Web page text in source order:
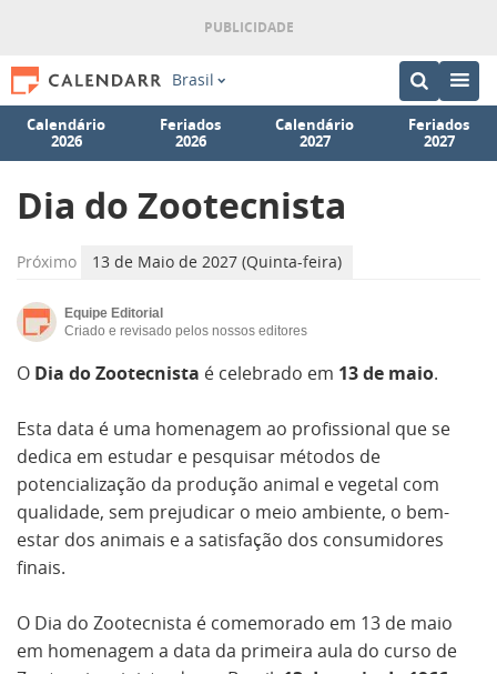
Brasil
Calendário
2026
Feriados
2026
Calendário
2027
Feriados
2027
Dia do Zootecnista
Próximo 13 de Maio de 2027 (Quinta-feira)
Equipe Editorial
Criado e revisado pelos nossos editores
O Dia do Zootecnista é celebrado em 13 de maio.
Esta data é uma homenagem ao profissional que se
dedica em estudar e pesquisar métodos de
potencialização da produção animal e vegetal com
qualidade, sem prejudicar o meio ambiente, o bem-
estar dos animais e a satisfação dos consumidores
finais.
O Dia do Zootecnista é comemorado em 13 de maio
em homenagem a data da primeira aula do curso de